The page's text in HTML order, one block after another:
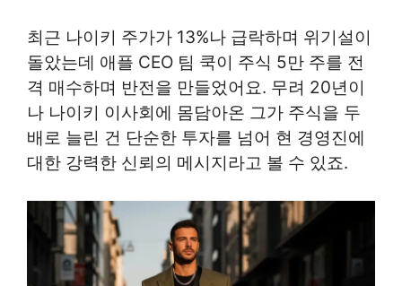
최근 나이키 주가가 13%나 급락하며 위기설이
돌았는데 애플 CEO 팀 쿡이 주식 5만 주를 전
격 매수하며 반전을 만들었어요. 무려 20년이
나 나이키 이사회에 몸담아온 그가 주식을 두
배로 늘린 건 단순한 투자를 넘어 현 경영진에
대한 강력한 신뢰의 메시지라고 볼 수 있죠.